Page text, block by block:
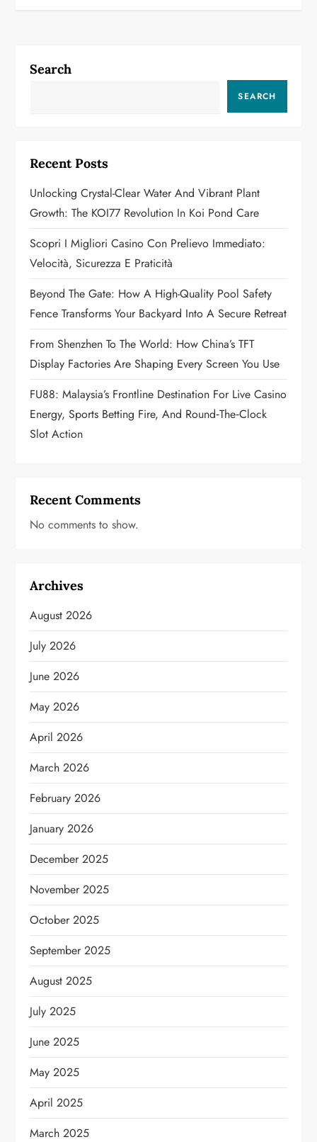
a
g
a
t
i
o
n
Search
SEARCH
Recent Posts
Unlocking Crystal-Clear Water And Vibrant Plant
Growth: The KOI77 Revolution In Koi Pond Care
Scopri I Migliori Casino Con Prelievo Immediato:
Velocità, Sicurezza E Praticità
Beyond The Gate: How A High-Quality Pool Safety
Fence Transforms Your Backyard Into A Secure Retreat
From Shenzhen To The World: How China’s TFT
Display Factories Are Shaping Every Screen You Use
FU88: Malaysia’s Frontline Destination For Live Casino
Energy, Sports Betting Fire, And Round‑the‑Clock
Slot Action
Recent Comments
No comments to show.
Archives
August 2026
July 2026
June 2026
May 2026
April 2026
March 2026
February 2026
January 2026
December 2025
November 2025
October 2025
September 2025
August 2025
July 2025
June 2025
May 2025
April 2025
March 2025